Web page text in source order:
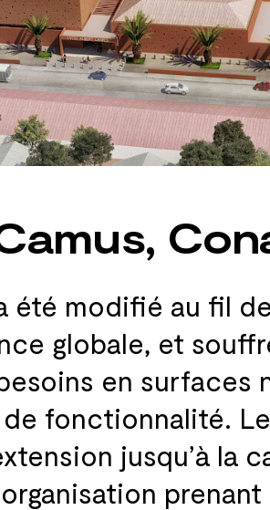
été modifié au fil
globale, et
en surfaces
de fonctionnalité. Le
jusqu’à la